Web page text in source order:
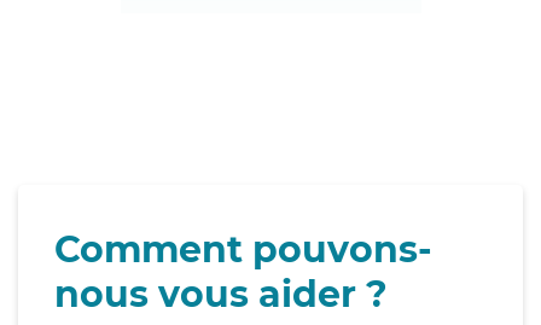
Comment pouvons-
nous vous aider ?